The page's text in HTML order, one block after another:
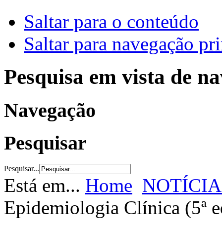
Saltar para o conteúdo
Saltar para navegação
Pesquisa em vista de
Navegação
Pesquisar
Pesquisar...
Está em... Home
Epidemiologia Clínica (5ª